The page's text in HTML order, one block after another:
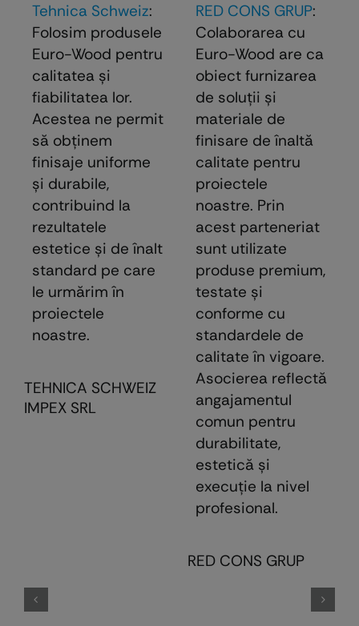
Tehnica Schweiz:
Folosim produsele
Euro-Wood pentru
calitatea și
fiabilitatea lor.
Acestea ne permit
să obținem
finisaje uniforme
și durabile,
contribuind la
rezultatele
estetice și de înalt
standard pe care
le urmărim în
proiectele
noastre.
TEHNICA SCHWEIZ
IMPEX SRL
RED CONS GRUP:
Colaborarea cu
Euro-Wood are ca
obiect furnizarea
de soluţii şi
materiale de
finisare de înaltă
calitate pentru
proiectele
noastre. Prin
acest parteneriat
sunt utilizate
produse premium,
testate şi
conforme cu
standardele de
calitate în vigoare.
Asocierea reflectă
angajamentul
comun pentru
durabilitate,
estetică şi
execuţie la nivel
profesional.
RED CONS GRUP